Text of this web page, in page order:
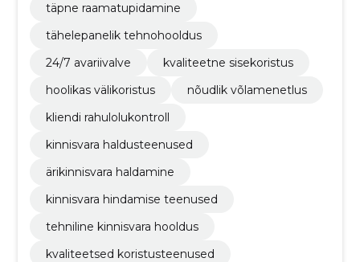
täpne raamatupidamine
tähelepanelik tehnohooldus
24/7 avariivalve
kvaliteetne sisekoristus
hoolikas välikoristus
nõudlik võlamenetlus
kliendi rahulolukontroll
kinnisvara haldusteenused
ärikinnisvara haldamine
kinnisvara hindamise teenused
tehniline kinnisvara hooldus
kvaliteetsed koristusteenused